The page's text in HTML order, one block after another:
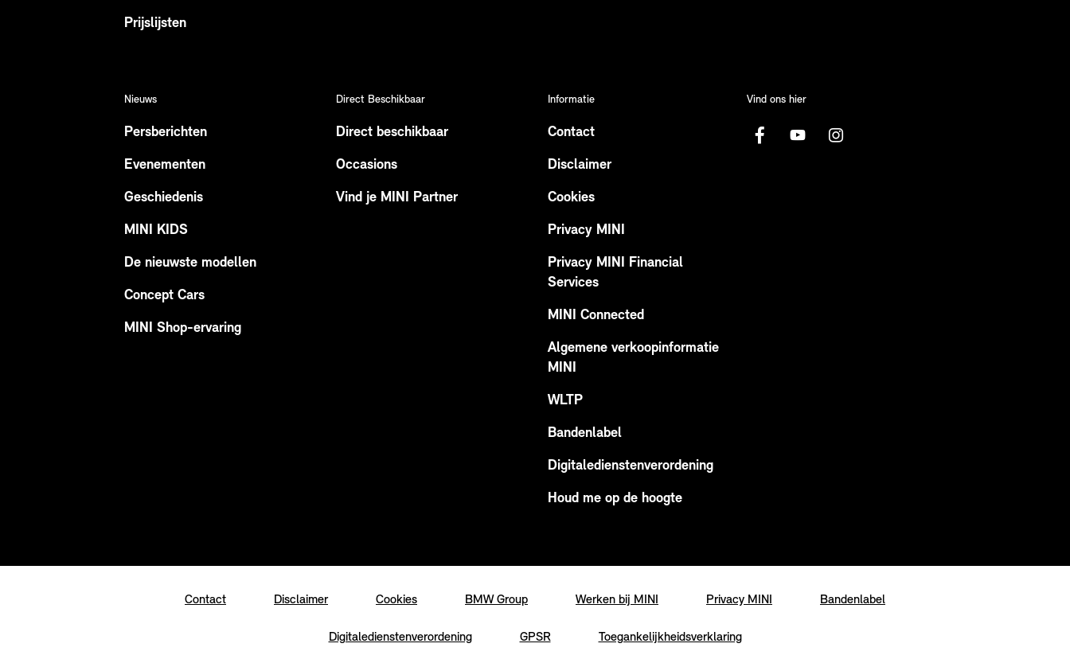
Prijslijsten
Nieuws
Persberichten
Evenementen
Geschiedenis
MINI KIDS
De nieuwste modellen
Concept Cars
MINI Shop-ervaring
Direct Beschikbaar
Direct beschikbaar
Occasions
Vind je MINI Partner
Informatie
Contact
Disclaimer
Cookies
Privacy MINI
Privacy MINI Financial
Services
MINI Connected
Algemene verkoopinformatie
MINI
WLTP
Bandenlabel
Digitaledienstenverordening
Houd me op de hoogte
Vind ons hier
Contact Disclaimer Cookies BMW Group Werken bij MINI Privacy MINI Bandenlabel
Digitaledienstenverordening GPSR Toegankelijkheidsverklaring